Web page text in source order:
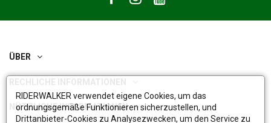
ÜBER
NÜTZLICHE INFORMATIONEN
RIDERWALKER verwendet eigene Cookies, um das
ordnungsgemäße Funktionieren sicherzustellen, und
Drittanbieter-Cookies zu Analysezwecken, um den Service zu